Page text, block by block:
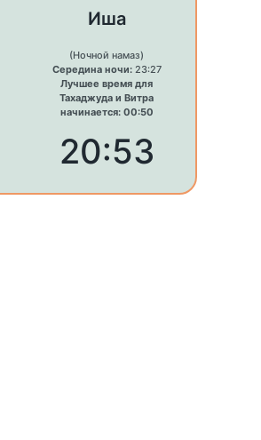
Иша
(Ночной намаз)
Середина ночи:23:27
Лучшее время для
Тахаджуда и Витра
начинается: 00:50
20:53